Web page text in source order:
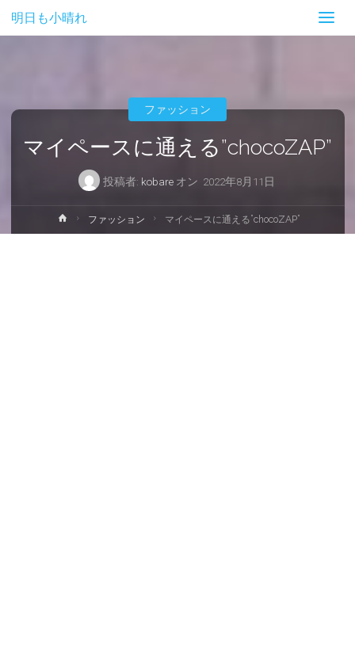
明日も小晴れ
マイペースに通える”chocoZAP”
投稿者: kobare オン 2022年8月11日
ファッション
ホ
ー
ファッション マイペースに通える”chocoZAP”